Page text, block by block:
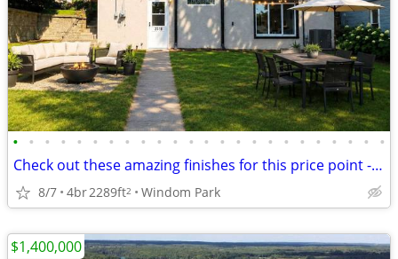
• • • • • • • • • • • • • • • • • • • • • • • •
Check out these amazing finishes for this price point - Unbeatable!
8/7 4br2289ft2 Windom Park
$1,400,000